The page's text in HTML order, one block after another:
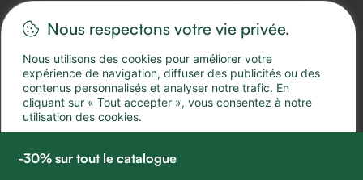
Nous respectons votre vie privée.
Nous utilisons des cookies pour améliorer votre
expérience de navigation, diffuser des publicités ou des
contenus personnalisés et analyser notre trafic. En
cliquant sur « Tout accepter », vous consentez à notre
utilisation des cookies.
ACCEPTER TOUT
© 2025 Optimeo
-30% sur tout le catalogue